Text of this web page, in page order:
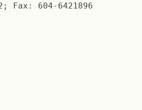
Fax: 604-6421896